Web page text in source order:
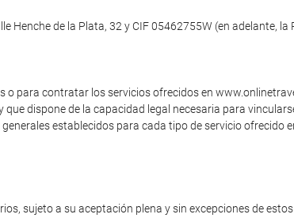
Henche de la Plata, 32 y CIF 05462755W (en adelante, la
o para contratar los servicios ofrecidos en
que dispone de la capacidad legal necesaria para
establecidos para cada tipo de servicio ofrecido
sujeto a su aceptación plena y sin excepciones de